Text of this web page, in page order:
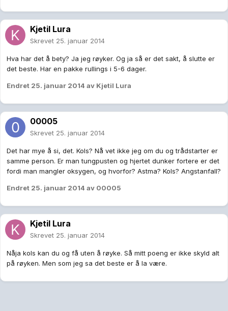
Kjetil Lura
Skrevet 25. januar 2014
Hva har det å bety? Ja jeg røyker. Og ja så er det sakt, å slutte er
det beste. Har en pakke rullings i 5-6 dager.
Endret 25. januar 2014 av Kjetil Lura
00005
Skrevet 25. januar 2014
Det har mye å si, det. Kols? Nå vet ikke jeg om du og trådstarter er
samme person. Er man tungpusten og hjertet dunker fortere er det
fordi man mangler oksygen, og hvorfor? Astma? Kols? Angstanfall?
Endret 25. januar 2014 av 00005
Kjetil Lura
Skrevet 25. januar 2014
Nåja kols kan du og få uten å røyke. Så mitt poeng er ikke skyld alt
på røyken. Men som jeg sa det beste er å la være.